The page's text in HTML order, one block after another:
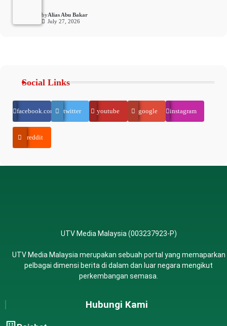
byAlias Abu Bakar
July 27, 2026
Social Links
facebook.com twitter youtube google instagram
reddit
UTV Media Malaysia (003237923-P)
UTV Media Malaysia merupakan sebuah portal yang memaparkan
pelbagai dimensi berita di dalam dan luar negara mengikut
perkembangan semasa.
Hubungi Kami